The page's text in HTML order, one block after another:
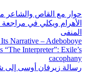
حوار مع القاص والشاعر
الأهرام ويكلي في
المنفى
Narrative – Adeboboye
Interpreter”: Exile’s
cacophany
رسالة زيرفان أوسى إلى